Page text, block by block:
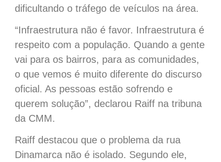
dificultando o tráfego de veículos na área.
“Infraestrutura não é favor. Infraestrutura é
respeito com a população. Quando a gente
vai para os bairros, para as comunidades,
o que vemos é muito diferente do discurso
oficial. As pessoas estão sofrendo e
querem solução”, declarou Raiff na tribuna
da CMM.
Raiff destacou que o problema da rua
Dinamarca não é isolado. Segundo ele,